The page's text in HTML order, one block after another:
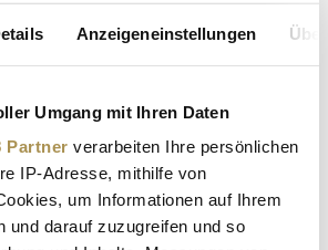
Anzeigeneinstellungen
Umgang mit Ihren Daten
Partner verarbeiten Ihre persönlichen
IP-Adresse, mithilfe von
um Informationen auf Ihrem
und darauf zuzugreifen und so
präsenteren Thema in Politik,
zu machen, bringt das
Damen dieser Bereiche
in der vergangenen Woche, als
medienbekannten...